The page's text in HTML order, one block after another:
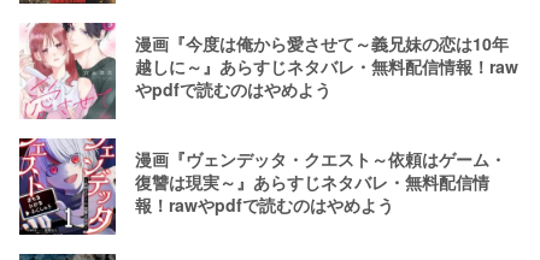
漫画『今度は俺から愛させて～義兄妹の恋は10年
越しに～』あらすじネタバレ・無料配信情報！raw
やpdfで読むのはやめよう
漫画『ヴェンデッタ・クエスト～依頼はゲーム・
復讐は現実～』あらすじネタバレ・無料配信情
報！rawやpdfで読むのはやめよう